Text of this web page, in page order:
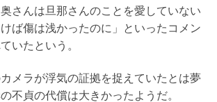
さんは旦那さんのことを愛していない
ば傷は浅かったのに」といったコメン
いたという。
メラが浮気の証拠を捉えていたとは夢
不貞の代償は大きかったようだ。